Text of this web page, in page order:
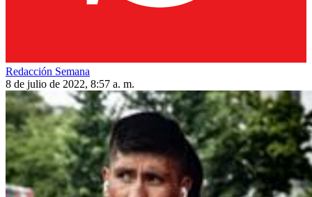
Redacción Semana
8 de julio de 2022, 8:57 a. m.